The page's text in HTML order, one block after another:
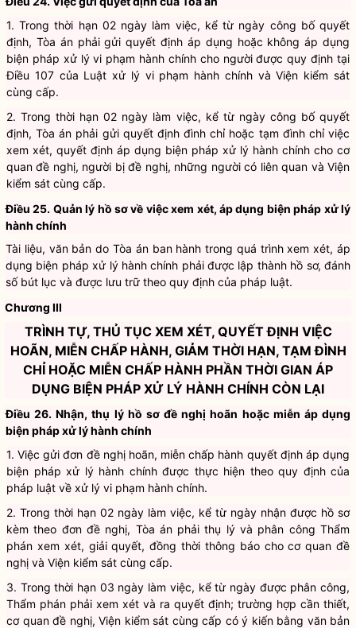
Điều 24. Việc gửi quyết định của Tòa án
1. Trong thời hạn 02 ngày làm việc, kể từ ngày công bố quyết
định, Tòa án phải gửi quyết định áp dụng hoặc không áp dụng
biện pháp xử lý vi phạm hành chính cho người được quy định tại
Điều 107 của Luật xử lý vi phạm hành chính
2. Trong thời hạn 02 ngày làm việc, kể từ ngày công bố quyết
định, Tòa án phải gửi quyết định đình chỉ hoặc tạm đình chỉ việc
xem xét, quyết định áp dụng biện pháp xử lý hành chính cho cơ
quan đề nghị, người bị đề nghị, những người có liên quan và Viện
Điều 25. Quản lý hồ sơ về việc xem xét, áp dụng biện pháp xử lý
hành chính
Tài liệu, văn bản do Tòa án ban hành trong quá trình xem xét, áp
dụng biện pháp xử lý hành chính phải được lập thành hồ sơ, đánh
Chương III
TRÌNH TỰ, THỦ TỤC XEM XÉT, QUYẾT ĐỊNH VIỆC
HOÃN, MIỄN CHẤP HÀNH, GIẢM THỜI HẠN, TẠM ĐÌNH
CHỈ HOẶC MIỄN CHẤP HÀNH PHẦN THỜI GIAN ÁP
DỤNG BIỆN PHÁP XỬ LÝ HÀNH CHÍNH CÒN LẠI
Điều 26. Nhận, thụ lý hồ sơ đề nghị hoãn hoặc miễn áp dụng
biện pháp xử lý hành chính
1. Việc gửi đơn đề nghị hoãn, miễn chấp hành quyết định áp dụng
biện pháp xử lý hành chính được thực hiện theo quy định của
2. Trong thời hạn 02 ngày làm việc, kể từ ngày nhận được hồ sơ
kèm theo đơn đề nghị, Tòa án phải thụ lý và phân công Thẩm
phán xem xét, giải quyết, đồng thời thông báo cho cơ quan đề
3. Trong thời hạn 03 ngày làm việc, kể từ ngày được phân công,
Thẩm phán phải xem xét và ra quyết định; trường hợp cần thiết,